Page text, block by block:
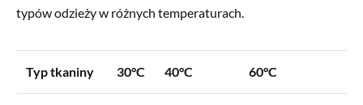
typów odzieży w różnych temperaturach.
Typ tkaniny 30°C 40°C 60°C